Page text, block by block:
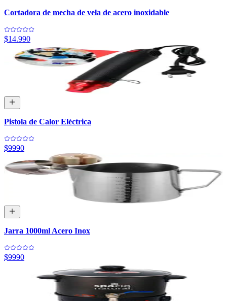
Cortadora de mecha de vela de acero inoxidable
$14.990
Pistola de Calor Eléctrica
$9990
Jarra 1000ml Acero Inox
$9990